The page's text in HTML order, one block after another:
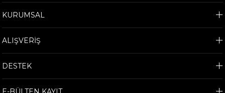
KURUMSAL
ALIŞVERİŞ
DESTEK